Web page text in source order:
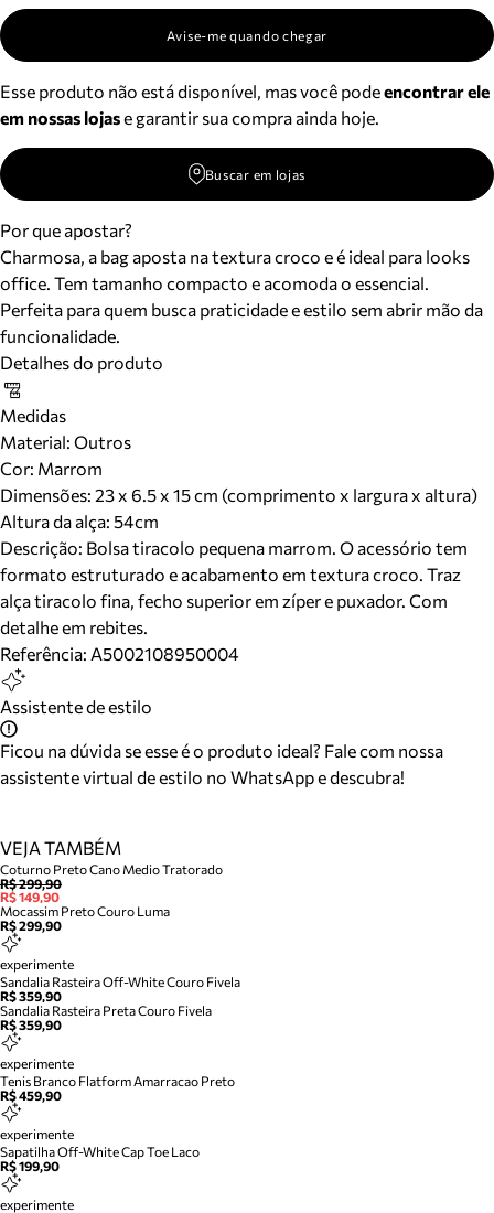
Avise-me quando chegar
Esse produto não está disponível, mas você podeencontrar ele
em nossas lojase garantir sua compra ainda hoje.
Buscar em lojas
Por que apostar?
Charmosa, a bag aposta na textura croco e é ideal para looks
office. Tem tamanho compacto e acomoda o essencial.
Perfeita para quem busca praticidade e estilo sem abrir mão da
funcionalidade.
Detalhes do produto
Medidas
Material: Outros
Cor: Marrom
Dimensões: 23 x 6.5 x 15 cm (comprimento x largura x altura)
Altura da alça: 54cm
Descrição: Bolsa tiracolo pequena marrom. O acessório tem
formato estruturado e acabamento em textura croco. Traz
alça tiracolo fina, fecho superior em zíper e puxador. Com
detalhe em rebites.
Referência: A5002108950004
Assistente de estilo
Ficou na dúvida se esse é o produto ideal? Fale com nossa
assistente virtual de estilo no WhatsApp e descubra!
VEJA TAMBÉM
Coturno Preto Cano Medio Tratorado
R$ 299,90
R$ 149,90
Mocassim Preto Couro Luma
R$ 299,90
experimente
Sandalia Rasteira Off-White Couro Fivela
R$ 359,90
Sandalia Rasteira Preta Couro Fivela
R$ 359,90
experimente
Tenis Branco Flatform Amarracao Preto
R$ 459,90
experimente
Sapatilha Off-White Cap Toe Laco
R$ 199,90
experimente